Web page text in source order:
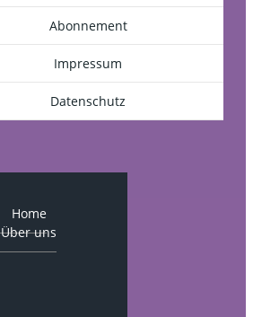
Abonnement
Impressum
Datenschutz
Home
Über uns